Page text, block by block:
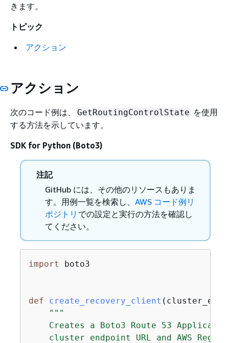
きます。
トピック
アクション
アクション
次のコード例は、 GetRoutingControlState を使用
する方法を示しています。
SDK for Python (Boto3)
注記
GitHub には、その他のリソースもありま
す。用例一覧を検索し、 AWS コード例リ
ポジトリ での設定と実行の方法を確認し
てください。
import boto3
def create_recovery_client (
"""
Creates a Boto3 Route 53
cluster endpoint URL and AWS